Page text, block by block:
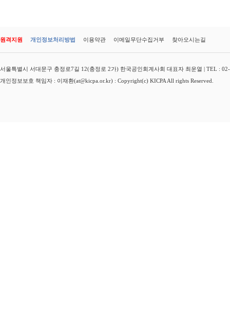
원격지원 개인정보처리방법 이용약관 이메일무단수집거부 찾아오시는길
서울특별시 서대문구 충정로7길 12(충정로 2가) 한국공인회계사회 대표자 최운열 | TEL :
개인정보보호 책임자 : 이재환(at@kicpa.or.kr) : Copyright(c) KICPA All rights Reserved.